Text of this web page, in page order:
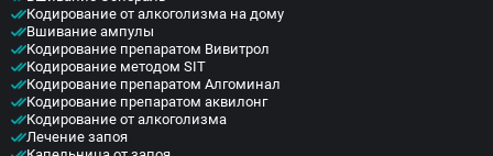
Кодирование от алкоголизма на дому
Вшивание ампулы
Кодирование препаратом Вивитрол
Кодирование методом SIT
Кодирование препаратом Алгоминал
Кодирование препаратом аквилонг
Кодирование от алкоголизма
Лечение запоя